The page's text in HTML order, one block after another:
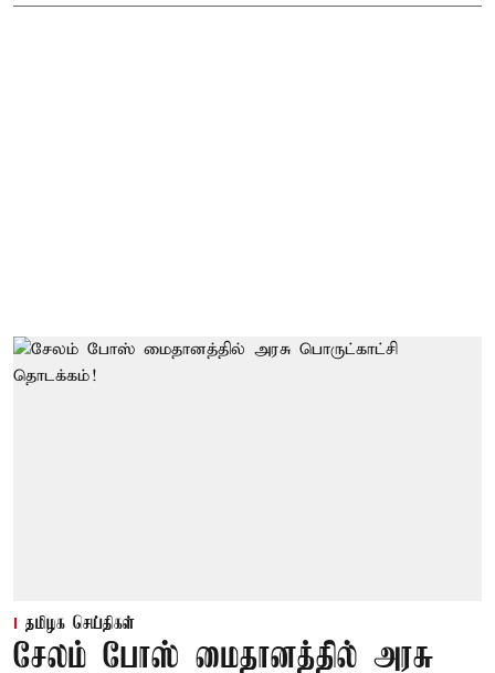
தமிழக செய்திகள்
சேலம் போஸ் மைதானத்தில் அரசு